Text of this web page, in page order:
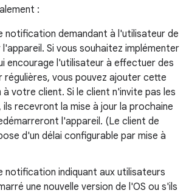
:
notification demandant à l'utilisateur de
Si vous souhaitez implémenter
encourage l'utilisateur à effectuer des
régulières, vous pouvez ajouter cette
votre client. Si le client n'invite pas les
recevront la mise à jour la prochaine
l'appareil. (Le client de
d'un délai configurable par mise à
notification indiquant aux utilisateurs
une nouvelle version de l'OS ou s'ils